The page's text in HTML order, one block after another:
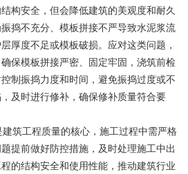
构安全，但会降低建筑的美观度和耐久
捣不充分、模板拼接不严导致水泥浆流
厚度不足或模板破损。应对这类问题，
保模板拼接严密、固定牢固，浇筑前检
制振捣力度和时间，避免振捣过度或不
及时进行修补，确保修补质量符合要
筑工程质量的核心，施工过程中需严格
提前做好防控措施，及时处理施工中出
的结构安全和使用性能，推动建筑行业